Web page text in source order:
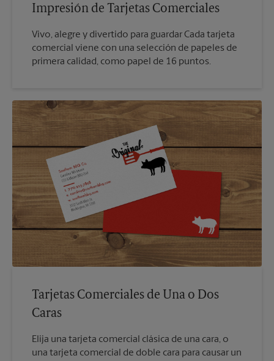
Impresión de Tarjetas Comerciales
Vivo, alegre y divertido para guardar Cada tarjeta
comercial viene con una selección de papeles de
primera calidad, como papel de 16 puntos.
Tarjetas Comerciales de Una o Dos
Caras
Elija una tarjeta comercial clásica de una cara, o
una tarjeta comercial de doble cara para causar un